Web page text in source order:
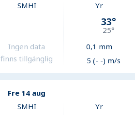
SMHI
Ingen data
finns tillgänglig
Yr
33°
25°
0,1 mm
5 (- -) m/s
Fre 14 aug
SMHI Yr